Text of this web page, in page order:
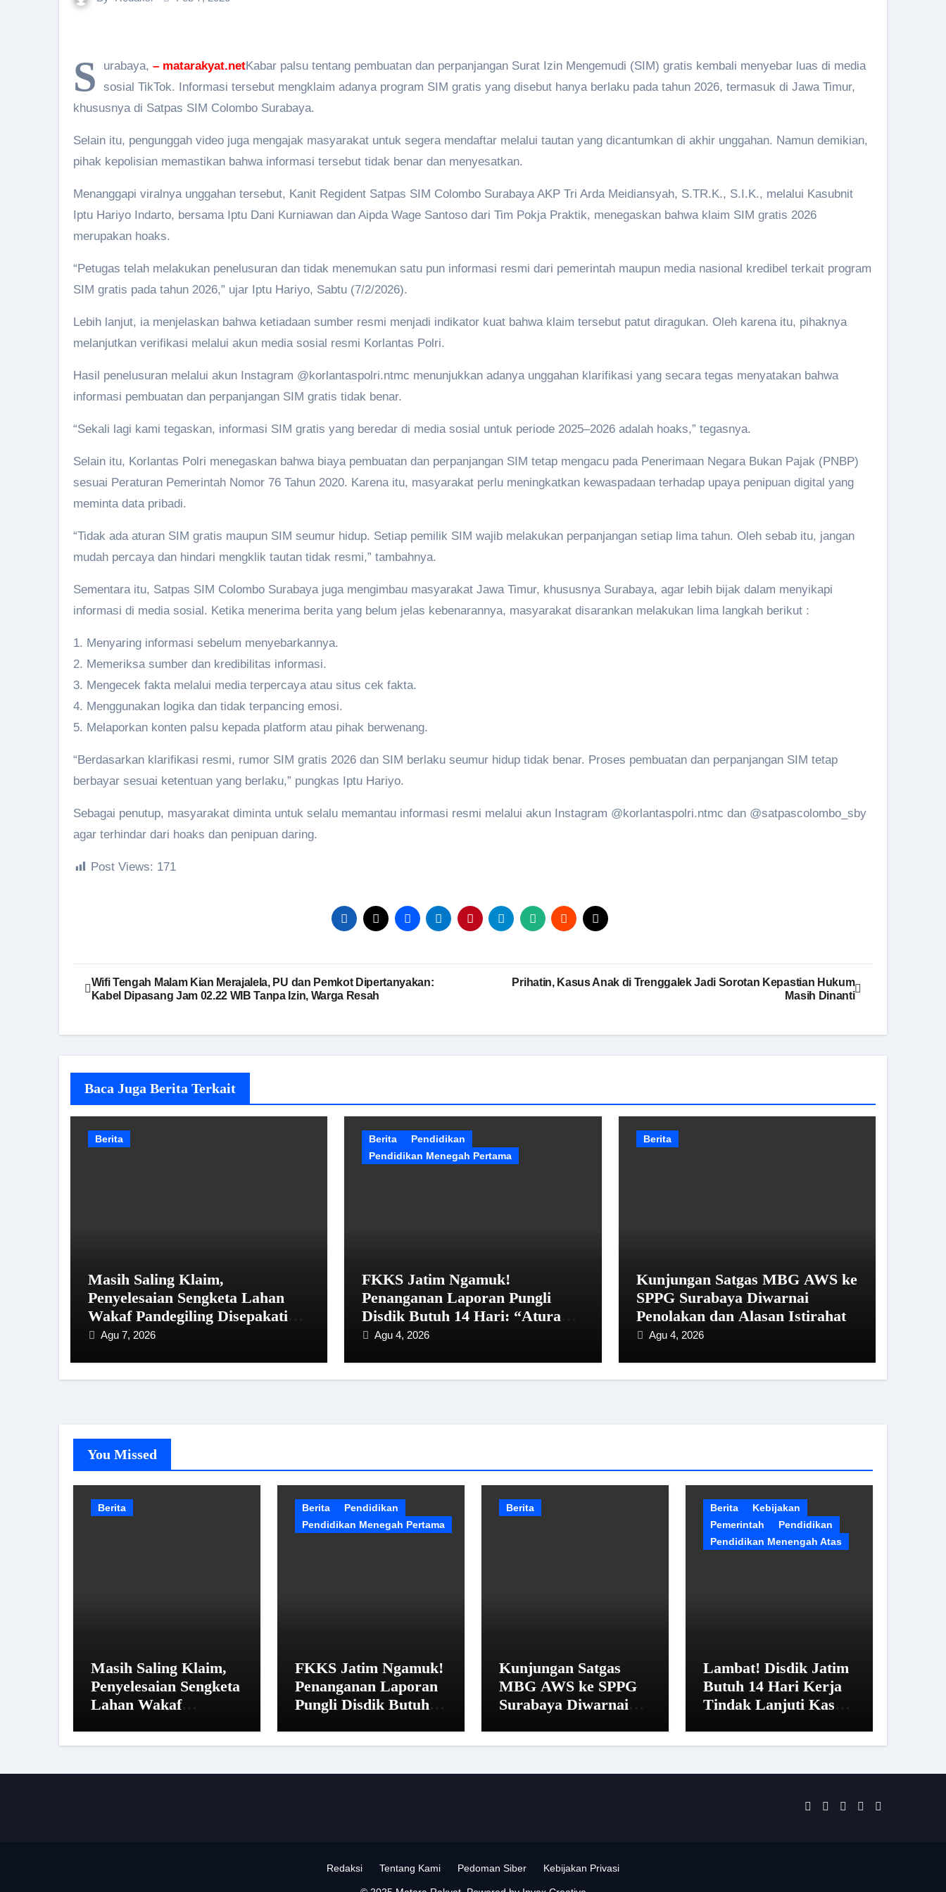
S urabaya, – matarakyat.netKabar palsu tentang pembuatan dan perpanjangan Surat Izin Mengemudi (SIM) gratis kembali menyebar luas di media
sosial TikTok. Informasi tersebut mengklaim adanya program SIM gratis yang disebut hanya berlaku pada tahun 2026, termasuk di Jawa Timur,
khususnya di Satpas SIM Colombo Surabaya.
Selain itu, pengunggah video juga mengajak masyarakat untuk segera mendaftar melalui tautan yang dicantumkan di akhir unggahan. Namun demikian,
pihak kepolisian memastikan bahwa informasi tersebut tidak benar dan menyesatkan.
Menanggapi viralnya unggahan tersebut, Kanit Regident Satpas SIM Colombo Surabaya AKP Tri Arda Meidiansyah, S.TR.K., S.I.K., melalui Kasubnit
Iptu Hariyo Indarto, bersama Iptu Dani Kurniawan dan Aipda Wage Santoso dari Tim Pokja Praktik, menegaskan bahwa klaim SIM gratis 2026
merupakan hoaks.
“Petugas telah melakukan penelusuran dan tidak menemukan satu pun informasi resmi dari pemerintah maupun media nasional kredibel terkait program
SIM gratis pada tahun 2026,” ujar Iptu Hariyo, Sabtu (7/2/2026).
Lebih lanjut, ia menjelaskan bahwa ketiadaan sumber resmi menjadi indikator kuat bahwa klaim tersebut patut diragukan. Oleh karena itu, pihaknya
melanjutkan verifikasi melalui akun media sosial resmi Korlantas Polri.
Hasil penelusuran melalui akun Instagram @korlantaspolri.ntmc menunjukkan adanya unggahan klarifikasi yang secara tegas menyatakan bahwa
informasi pembuatan dan perpanjangan SIM gratis tidak benar.
“Sekali lagi kami tegaskan, informasi SIM gratis yang beredar di media sosial untuk periode 2025–2026 adalah hoaks,” tegasnya.
Selain itu, Korlantas Polri menegaskan bahwa biaya pembuatan dan perpanjangan SIM tetap mengacu pada Penerimaan Negara Bukan Pajak (PNBP)
sesuai Peraturan Pemerintah Nomor 76 Tahun 2020. Karena itu, masyarakat perlu meningkatkan kewaspadaan terhadap upaya penipuan digital yang
meminta data pribadi.
“Tidak ada aturan SIM gratis maupun SIM seumur hidup. Setiap pemilik SIM wajib melakukan perpanjangan setiap lima tahun. Oleh sebab itu, jangan
mudah percaya dan hindari mengklik tautan tidak resmi,” tambahnya.
Sementara itu, Satpas SIM Colombo Surabaya juga mengimbau masyarakat Jawa Timur, khususnya Surabaya, agar lebih bijak dalam menyikapi
informasi di media sosial. Ketika menerima berita yang belum jelas kebenarannya, masyarakat disarankan melakukan lima langkah berikut :
1. Menyaring informasi sebelum menyebarkannya.
2. Memeriksa sumber dan kredibilitas informasi.
3. Mengecek fakta melalui media terpercaya atau situs cek fakta.
4. Menggunakan logika dan tidak terpancing emosi.
5. Melaporkan konten palsu kepada platform atau pihak berwenang.
“Berdasarkan klarifikasi resmi, rumor SIM gratis 2026 dan SIM berlaku seumur hidup tidak benar. Proses pembuatan dan perpanjangan SIM tetap
berbayar sesuai ketentuan yang berlaku,” pungkas Iptu Hariyo.
Sebagai penutup, masyarakat diminta untuk selalu memantau informasi resmi melalui akun Instagram @korlantaspolri.ntmc dan @satpascolombo_sby
agar terhindar dari hoaks dan penipuan daring.
Post Views: 171
Navigasi
pos
Wifi Tengah Malam Kian Merajalela, PU dan Pemkot Dipertanyakan:
Kabel Dipasang Jam 02.22 WIB Tanpa Izin, Warga Resah
Prihatin, Kasus Anak di Trenggalek Jadi Sorotan Kepastian Hukum
Masih Dinanti
Baca Juga Berita Terkait
Berita
Masih Saling Klaim,
Penyelesaian Sengketa Lahan
Wakaf Pandegiling Disepakati
Lewat Jalur Hukum
Agu 7, 2026
Berita
Pendidikan
Pendidikan Menegah Pertama
FKKS Jatim Ngamuk!
Penanganan Laporan Pungli
Disdik Butuh 14 Hari: “Aturan
dari Mana?”
Agu 4, 2026
Berita
Kunjungan Satgas MBG AWS ke
SPPG Surabaya Diwarnai
Penolakan dan Alasan Istirahat
Agu 4, 2026
You Missed
Berita
Masih Saling Klaim,
Penyelesaian Sengketa
Lahan Wakaf
Lewat Jalur Hukum
Berita
Pendidikan
Pendidikan Menegah Pertama
FKKS Jatim Ngamuk!
Penanganan Laporan
Pungli Disdik Butuh
Mana?”
Berita
Kunjungan Satgas
MBG AWS ke SPPG
Surabaya Diwarnai
Istirahat
Berita
Kebijakan
Pemerintah
Pendidikan
Pendidikan Menengah Atas
Lambat! Disdik Jatim
Butuh 14 Hari Kerja
Tindak Lanjuti Kasus
Redaksi Tentang Kami Pedoman Siber Kebijakan Privasi